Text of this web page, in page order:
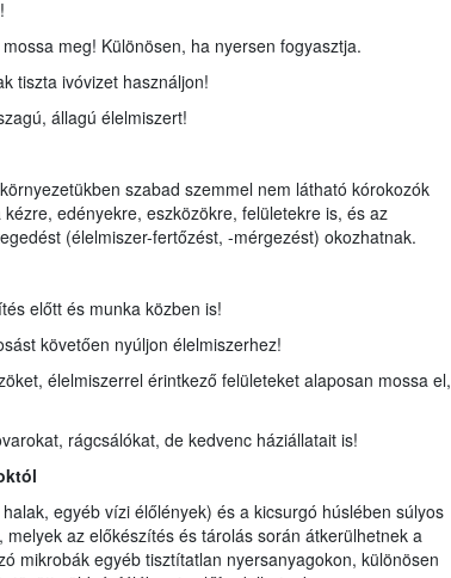
meg! Különösen, ha nyersen fogyasztja.
tiszta ivóvizet használjon!
állagú élelmiszert!
szabad szemmel nem látható kórokozók
edényekre, eszközökre, felületekre is, és az
(élelmiszer-fertőzést, -mérgezést) okozhatnak.
előtt és munka közben is!
követően nyúljon élelmiszerhez!
élelmiszerrel érintkező felületeket alaposan mossa el,
rágcsálókat, de kedvenc háziállatait is!
egyéb vízi élőlények) és a kicsurgó húslében súlyos
az előkészítés és tárolás során átkerülhetnek a
mikrobák egyéb tisztítatlan nyersanyagokon, különösen